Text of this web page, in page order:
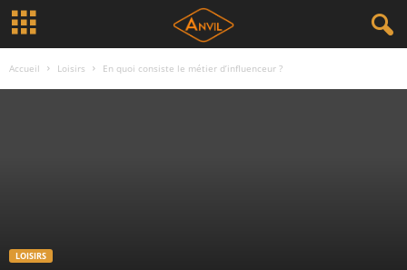
Accueil Loisirs En quoi consiste le métier d’influenceur ?
LOISIRS